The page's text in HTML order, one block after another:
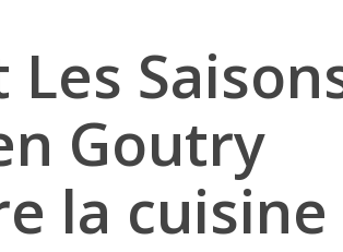
Goutry
la cuisine